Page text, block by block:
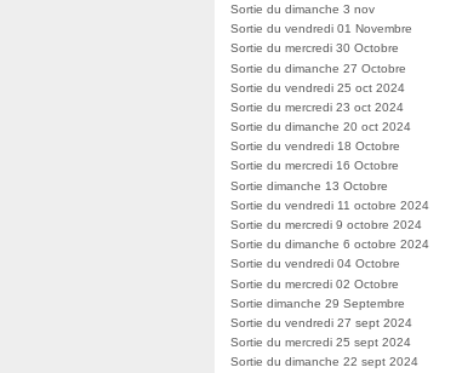
Sortie du dimanche 3 nov
Sortie du vendredi 01 Novembre
Sortie du mercredi 30 Octobre
Sortie du dimanche 27 Octobre
Sortie du vendredi 25 oct 2024
Sortie du mercredi 23 oct 2024
Sortie du dimanche 20 oct 2024
Sortie du vendredi 18 Octobre
Sortie du mercredi 16 Octobre
Sortie dimanche 13 Octobre
Sortie du vendredi 11 octobre 2024
Sortie du mercredi 9 octobre 2024
Sortie du dimanche 6 octobre 2024
Sortie du vendredi 04 Octobre
Sortie du mercredi 02 Octobre
Sortie dimanche 29 Septembre
Sortie du vendredi 27 sept 2024
Sortie du mercredi 25 sept 2024
Sortie du dimanche 22 sept 2024